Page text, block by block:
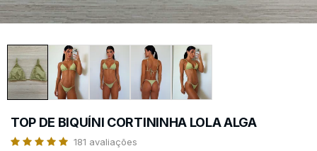
TOP DE BIQUÍNI CORTININHA LOLA ALGA
181 avaliações